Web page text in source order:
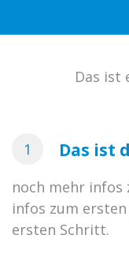
Das ist
Das ist
1
noch mehr
infos zum
ersten Schritt.